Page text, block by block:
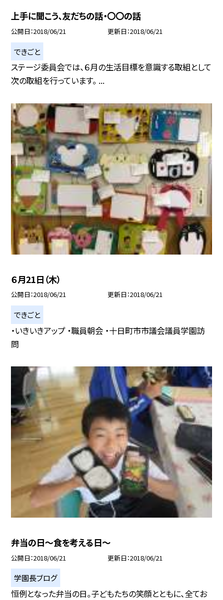
上手に聞こう、友だちの話・〇〇の話
公開日 2018/06/21 更新日 2018/06/21
できごと
ステージ委員会では、６月の生活目標を意識する取組として
次の取組を行っています。 ...
６月21日（木）
公開日 2018/06/21 更新日 2018/06/21
できごと
・いきいきアップ ・職員朝会 ・十日町市市議会議員学園訪
問
弁当の日〜食を考える日〜
公開日 2018/06/21 更新日 2018/06/21
学園長ブログ
恒例となった弁当の日。子どもたちの笑顔とともに、全てお